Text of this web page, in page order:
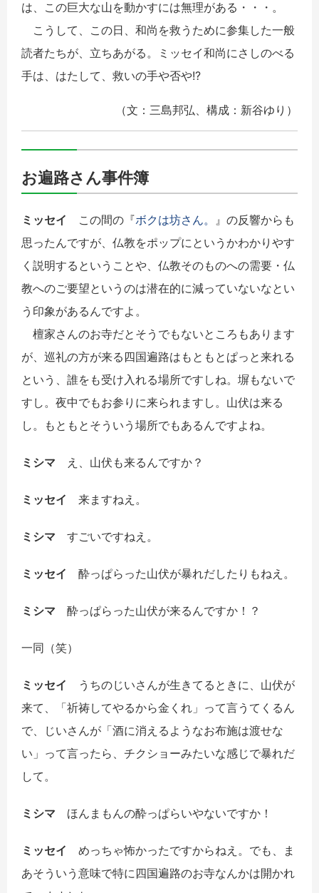
は、この巨大な山を動かすには無理がある・・・。
こうして、この日、和尚を救うために参集した一般
読者たちが、立ちあがる。ミッセイ和尚にさしのべる
手は、はたして、救いの手や否や!?
（文：三島邦弘、構成：新谷ゆり）
お遍路さん事件簿
ミッセイ この間の『ボクは坊さん。 』の反響からも
思ったんですが、仏教をポップにというかわかりやす
く説明するということや、仏教そのものへの需要・仏
教へのご要望というのは潜在的に減っていないなとい
う印象があるんですよ。
檀家さんのお寺だとそうでもないところもあります
が、巡礼の方が来る四国遍路はもともとぱっと来れる
という、誰をも受け入れる場所ですしね。塀もないで
すし。夜中でもお参りに来られますし。山伏は来る
し。もともとそういう場所でもあるんですよね。
ミシマ え、山伏も来るんですか？
ミッセイ 来ますねえ。
ミシマ すごいですねえ。
ミッセイ 酔っぱらった山伏が暴れだしたりもねえ。
ミシマ 酔っぱらった山伏が来るんですか！？
一同 （笑）
ミッセイ
うちのじいさんが生きてるときに、山伏が
来て、「祈祷してやるから金くれ」って言うてくるん
で、じいさんが「酒に消えるようなお布施は渡せな
い」って言ったら、チクショーみたいな感じで暴れだ
して。
ミシマ ほんまもんの酔っぱらいやないですか！
ミッセイ めっちゃ怖かったですからねえ。でも、ま
あそういう意味で特に四国遍路のお寺なんかは開かれ